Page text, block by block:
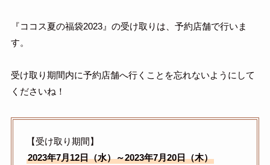
『ココス夏の福袋2023』の受け取りは、予約店舗で行いま
す。
受け取り期間内に予約店舗へ行くことを忘れないようにして
くださいね！
【受け取り期間】
2023年7月12日（水）～2023年7月20日（木）